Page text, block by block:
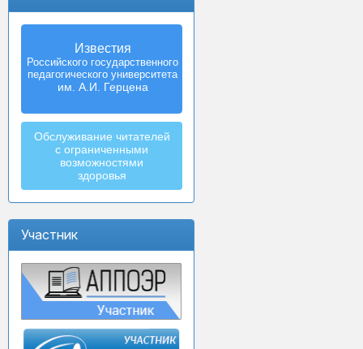
Известия
Российского государственного
педагогического университета
им. А.И. Герцена
Обслуживание читателей
с ограниченными
возможностями
здоровья
Участник